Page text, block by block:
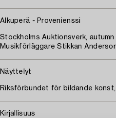
Alkuperä - Provenienssi
Stockholms Auktionsverk, autumn
Musikförläggare Stikkan
Näyttelyt
Riksförbundet för bildande konst,
Kirjallisuus